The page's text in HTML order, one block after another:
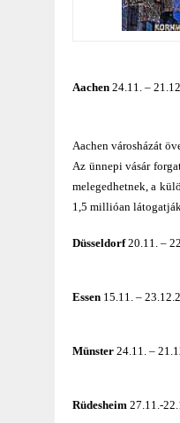
Aachen 24.11. –
Aachen városházát
Az ünnepi vásár
melegedhetnek, a
1,5 millióan
Düsseldorf20.11. –
Essen 15.11. –
Münster 24.11. –
Rüdesheim 27.11.-